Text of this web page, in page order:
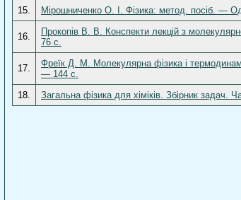
15.
Мірошниченко О. І. Фізика: метод. посіб. —
16.
Прокопів В. В. Конспекти лекцій з
76 с.
17.
Фреїк Д. М. Молекулярна фізика і
— 144 с.
18.
Загальна фізика для хіміків. Збірник